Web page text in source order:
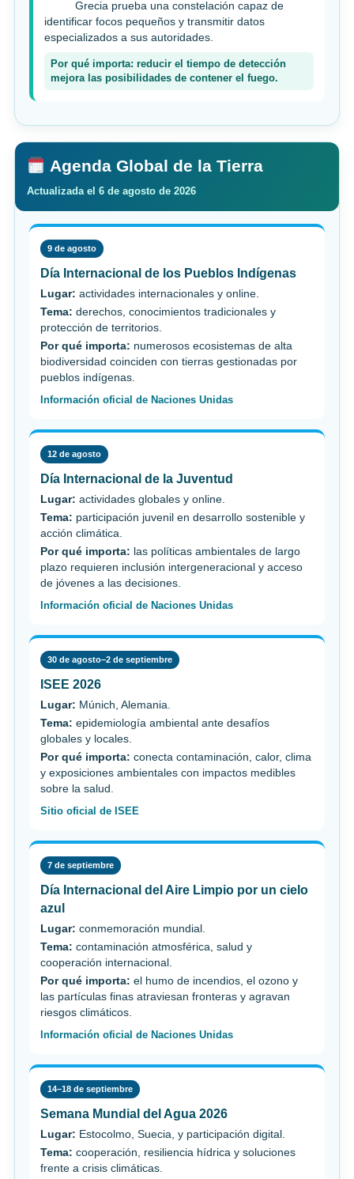
Grecia prueba una constelación capaz de
identificar focos pequeños y transmitir datos
especializados a sus autoridades.
Por qué importa: reducir el tiempo de detección
mejora las posibilidades de contener el fuego.
Agenda Global de la Tierra
Actualizada el 6 de agosto de 2026
9 de agosto
Día Internacional de los Pueblos Indígenas
Lugar: actividades internacionales y online.
Tema: derechos, conocimientos tradicionales y
protección de territorios.
Por qué importa: numerosos ecosistemas de alta
biodiversidad coinciden con tierras gestionadas por
pueblos indígenas.
Información oficial de Naciones Unidas
12 de agosto
Día Internacional de la Juventud
Lugar: actividades globales y online.
Tema: participación juvenil en desarrollo sostenible y
acción climática.
Por qué importa: las políticas ambientales de largo
plazo requieren inclusión intergeneracional y acceso
de jóvenes a las decisiones.
Información oficial de Naciones Unidas
30 de agosto–2 de septiembre
ISEE 2026
Lugar: Múnich, Alemania.
Tema: epidemiología ambiental ante desafíos
globales y locales.
Por qué importa: conecta contaminación, calor, clima
y exposiciones ambientales con impactos medibles
sobre la salud.
Sitio oficial de ISEE
7 de septiembre
Día Internacional del Aire Limpio por un cielo
azul
Lugar: conmemoración mundial.
Tema: contaminación atmosférica, salud y
cooperación internacional.
Por qué importa: el humo de incendios, el ozono y
las partículas finas atraviesan fronteras y agravan
riesgos climáticos.
Información oficial de Naciones Unidas
14–18 de septiembre
Semana Mundial del Agua 2026
Lugar: Estocolmo, Suecia, y participación digital.
Tema: cooperación, resiliencia hídrica y soluciones
frente a crisis climáticas.